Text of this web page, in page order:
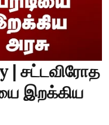
| சட்டவிரோத
இறக்கிய